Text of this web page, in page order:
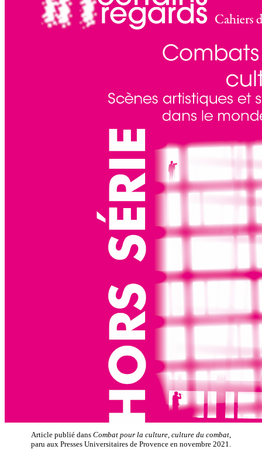
Article publié dans Combat pour la culture, culture du combat,
paru aux Presses Universitaires de Provence en novembre 2021.